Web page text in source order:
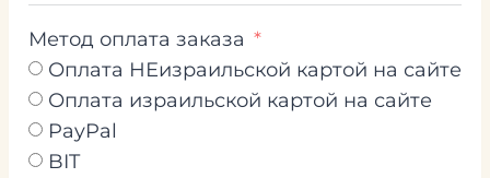
Метод оплата заказа
Оплата НЕизраильской картой на сайте
Оплата израильской картой на сайте
PayPal
BIT